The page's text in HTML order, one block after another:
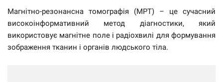
Магнітно-резонансна томографія (МРТ) – це сучасний
високоінформативний метод діагностики, який
використовує магнітне поле і радіохвилі для формування
зображення тканин і органів людського тіла.